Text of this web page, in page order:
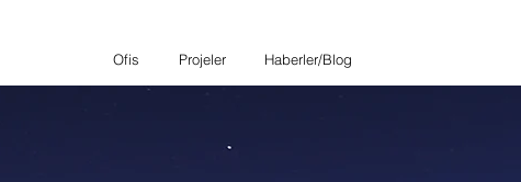
Ofis Projeler Haberler/Blog